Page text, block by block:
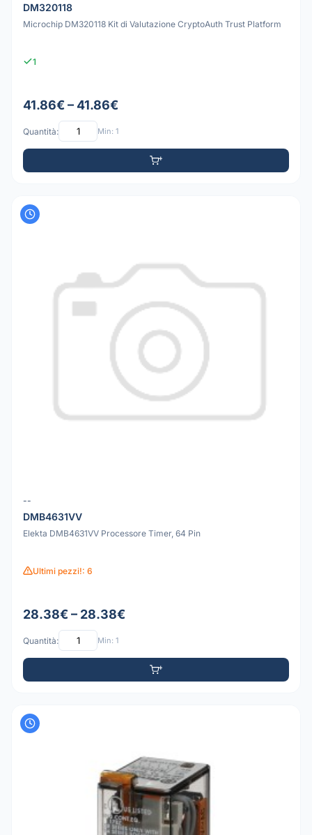
DM320118
Microchip DM320118 Kit di Valutazione CryptoAuth Trust Platform
1
41.86€ – 41.86€
Quantità: Min: 1
--
DMB4631VV
Elekta DMB4631VV Processore Timer, 64 Pin
Ultimi pezzi!: 6
28.38€ – 28.38€
Quantità: Min: 1